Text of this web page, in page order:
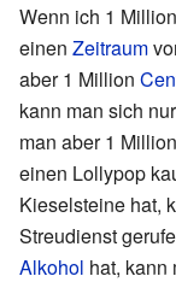
Wenn ich 1 Million
einen Zeitraum
aber 1 Million
kann man sich
man aber 1
einen Lollypop
Kieselsteine hat,
Streudienst
Alkohol hat, kann